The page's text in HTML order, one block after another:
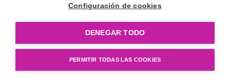
Copyright © Revolcón Love
Configuración de cookies
DENEGAR TODO
PERMITIR TODAS LAS COOKIES